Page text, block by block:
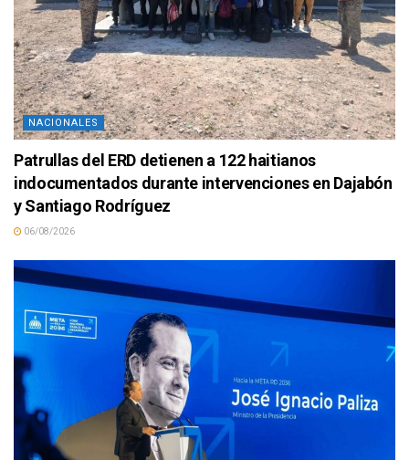
NACIONALES
Patrullas del ERD detienen a 122 haitianos
indocumentados durante intervenciones en Dajabón
y Santiago Rodríguez
06/08/2026